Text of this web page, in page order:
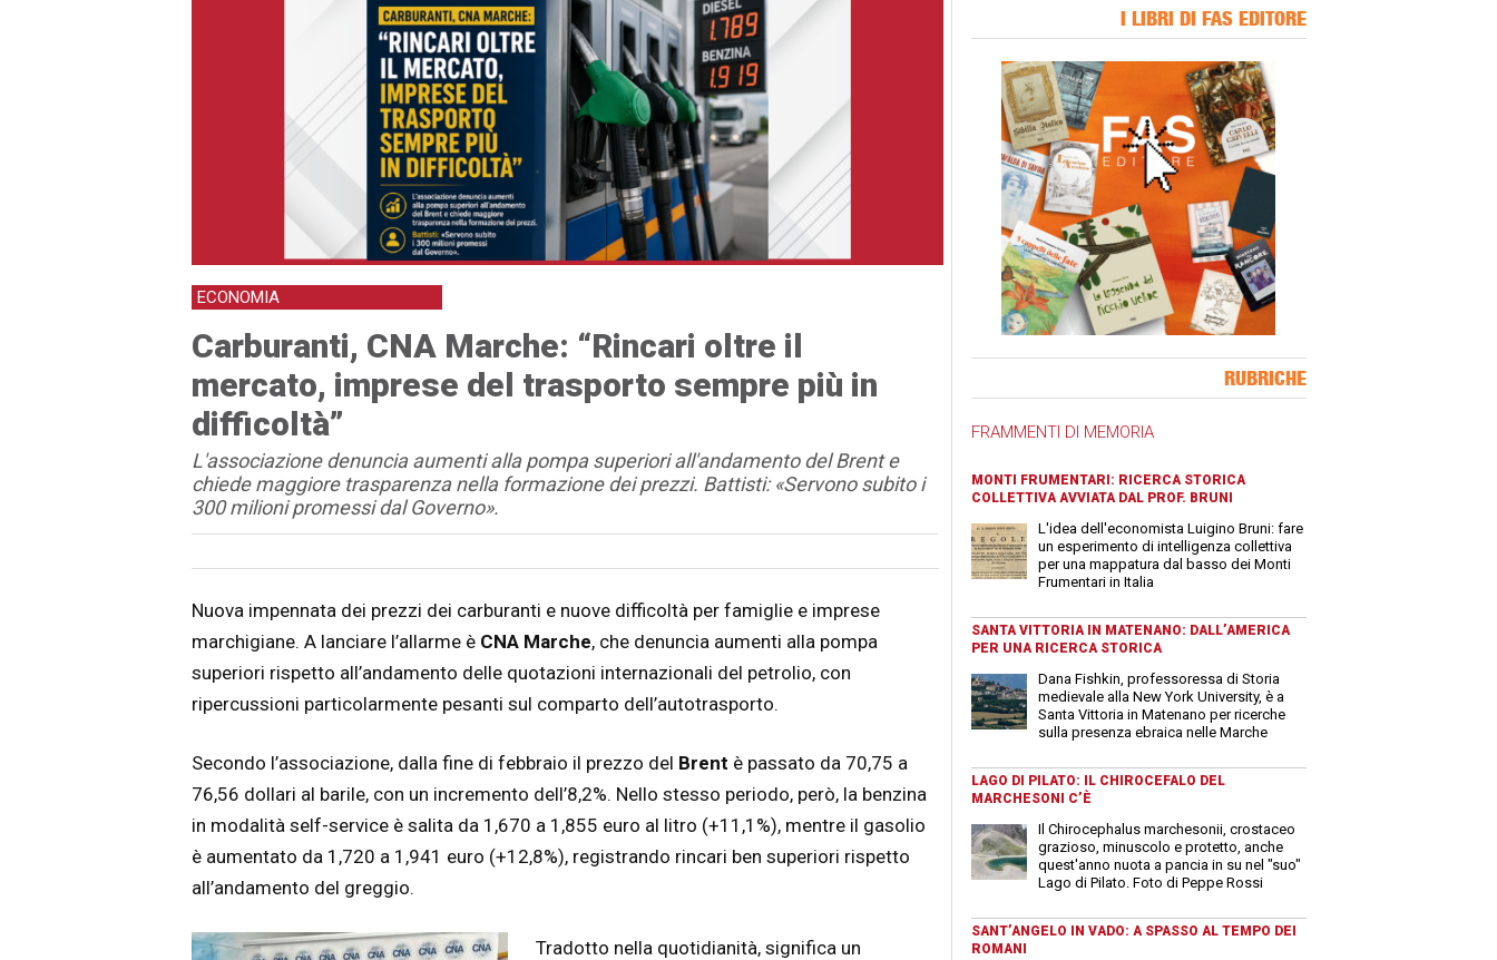
ECONOMIA
Carburanti, CNA Marche: “Rincari oltre il
mercato, imprese del trasporto sempre più in
difficoltà”
L'associazione denuncia aumenti alla pompa superiori all'andamento del Brent e
chiede maggiore trasparenza nella formazione dei prezzi. Battisti: «Servono subito i
300 milioni promessi dal Governo».
Articolo
Testo articolo principale
Nuova impennata dei prezzi dei carburanti e nuove difficoltà per famiglie e imprese
marchigiane. A lanciare l’allarme è CNA Marche, che denuncia aumenti alla pompa
superiori rispetto all’andamento delle quotazioni internazionali del petrolio, con
ripercussioni particolarmente pesanti sul comparto dell’autotrasporto.
Secondo l’associazione, dalla fine di febbraio il prezzo del Brent è passato da 70,75 a
76,56 dollari al barile, con un incremento dell’8,2%. Nello stesso periodo, però, la benzina
in modalità self-service è salita da 1,670 a 1,855 euro al litro (+11,1%), mentre il gasolio
è aumentato da 1,720 a 1,941 euro (+12,8%), registrando rincari ben superiori rispetto
all’andamento del greggio.
Tradotto nella quotidianità, significa un
I LIBRI DI FAS EDITORE
RUBRICHE
FRAMMENTI DI MEMORIA
MONTI FRUMENTARI: RICERCA STORICA
COLLETTIVA AVVIATA DAL PROF. BRUNI
L'idea dell'economista Luigino Bruni: fare
un esperimento di intelligenza collettiva
per una mappatura dal basso dei Monti
Frumentari in Italia
SANTA VITTORIA IN MATENANO: DALL’AMERICA
PER UNA RICERCA STORICA
Dana Fishkin, professoressa di Storia
medievale alla New York University, è a
Santa Vittoria in Matenano per ricerche
sulla presenza ebraica nelle Marche
LAGO DI PILATO: IL CHIROCEFALO DEL
MARCHESONI C’È
Il Chirocephalus marchesonii, crostaceo
grazioso, minuscolo e protetto, anche
quest'anno nuota a pancia in su nel "suo"
Lago di Pilato. Foto di Peppe Rossi
SANT’ANGELO IN VADO: A SPASSO AL TEMPO DEI
ROMANI